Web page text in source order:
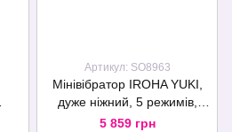
Артикул: SO8963
Мінівібратор IROHA YUKI,
дуже ніжний, 5 режимів,
перезаряджуваний
5 859 грн